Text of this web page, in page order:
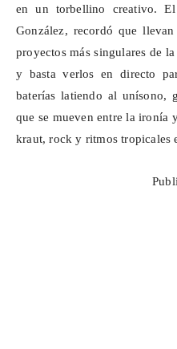
en un torbellino creativo.
González, recordó que
proyectos más singulares de
y basta verlos en directo
baterías latiendo al unísono,
que se mueven entre la ironía
kraut, rock y ritmos tropicales